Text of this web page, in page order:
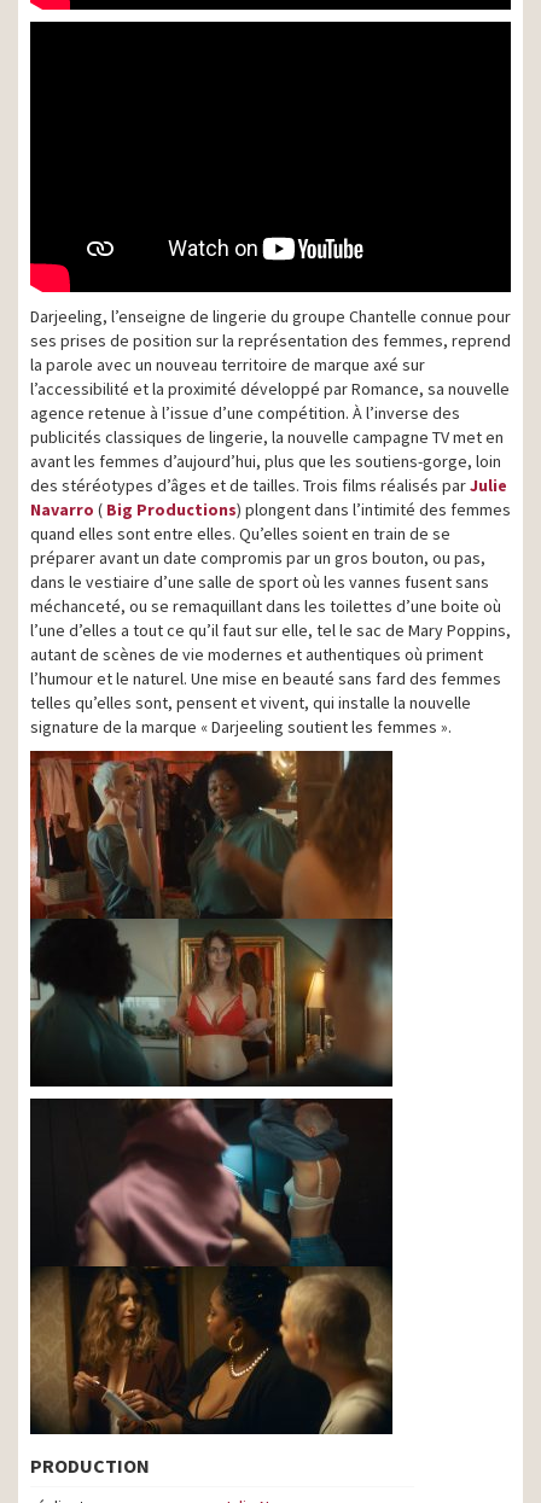
Darjeeling, l’enseigne de lingerie du groupe Chantelle connue pour
ses prises de position sur la représentation des femmes, reprend
la parole avec un nouveau territoire de marque axé sur
l’accessibilité et la proximité développé par Romance, sa nouvelle
agence retenue à l’issue d’une compétition. À l’inverse des
publicités classiques de lingerie, la nouvelle campagne TV met en
avant les femmes d’aujourd’hui, plus que les soutiens-gorge, loin
des stéréotypes d’âges et de tailles. Trois films réalisés parJulie
Navarro ( Big Productions) plongent dans l’intimité des femmes
quand elles sont entre elles. Qu’elles soient en train de se
préparer avant un date compromis par un gros bouton, ou pas,
dans le vestiaire d’une salle de sport où les vannes fusent sans
méchanceté, ou se remaquillant dans les toilettes d’une boite où
l’une d’elles a tout ce qu’il faut sur elle, tel le sac de Mary Poppins,
autant de scènes de vie modernes et authentiques où priment
l’humour et le naturel. Une mise en beauté sans fard des femmes
telles qu’elles sont, pensent et vivent, qui installe la nouvelle
signature de la marque « Darjeeling soutient les femmes ».
PRODUCTION